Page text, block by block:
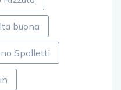
buona
Spalletti